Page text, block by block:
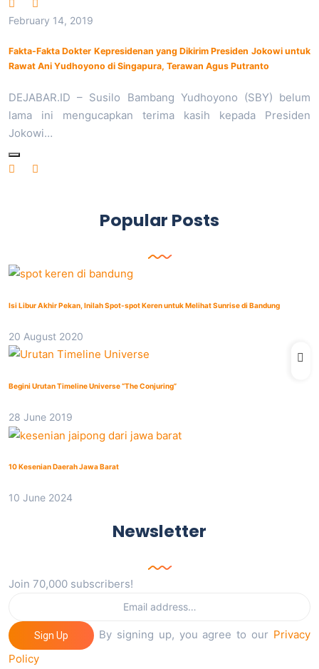
February 14, 2019
Fakta-Fakta Dokter Kepresidenan yang Dikirim Presiden Jokowi untuk
Rawat Ani Yudhoyono di Singapura, Terawan Agus Putranto
DEJABAR.ID – Susilo Bambang Yudhoyono (SBY) belum
lama ini mengucapkan terima kasih kepada Presiden
Jokowi…
Popular Posts
Isi Libur Akhir Pekan, Inilah Spot-spot Keren untuk Melihat Sunrise di Bandung
20 August 2020
Begini Urutan Timeline Universe “The Conjuring”
28 June 2019
10 Kesenian Daerah Jawa Barat
10 June 2024
Newsletter
Join 70,000 subscribers!
Sign Up By signing up, you agree to our Privacy
Policy